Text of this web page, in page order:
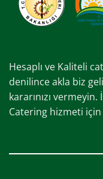
Hesaplı ve Kaliteli
denilince akla biz
kararınızı
Catering hizmeti için